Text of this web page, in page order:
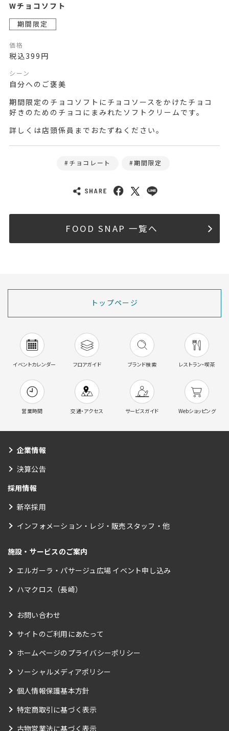
Wチョコソフト
期間限定
価格
税込399円
シーン
自分へのご褒美
期間限定のチョコソフトにチョコソースをかけたチョコ
好きのためのチョコにまみれたソフトクリームです。
詳しくは店頭係員までおたずねください。
チョコレート 期間限定
FOOD SNAP 一覧へ
トップページ
イベントカレンダー フロアガイド ブランド検索 レストラン・喫茶
営業時間 交通・アクセス サービスガイド Webショッピング
企業情報
決算公告
採用情報
新卒採用
インフォメーション・レジ・販売スタッフ・他
施設・サービスのご案内
エルガーラ・パサージュ広場 イベント申し込み
ハマクロス（長崎）
お問い合わせ
サイトのご利用にあたって
ホームページのプライバシーポリシー
ソーシャルメディアポリシー
個人情報保護基本方針
特定商取引に基づく表示
古物営業法に基づく表示